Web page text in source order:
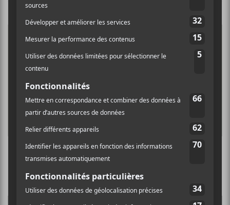
Les nominations du premier gala de l’ADISQ
2020